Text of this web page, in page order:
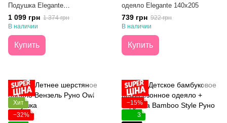
Подушка Elegante
140х205+50х70
1 099 грн 1 374 грн
В наличии
Купить
одеяло Elegante 140х205
739 грн 922 грн
В наличии
Купить
Хит
−32%
−15%
3